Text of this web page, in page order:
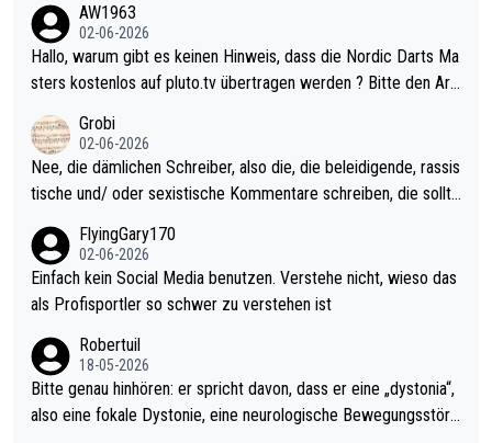
Allerdings ist Mitchell Lawrie als Nummer 1 der Welt eh qualifi
ziert. Somit ändert die automatische Qualifikation des Weltmei
sters erstmal nichts. Ich denke sie wollen damit für nächstes J
ohl wenig WDF Turniere spielen. Dies war bei Archie Self letzt
es Jahr der Fall. Er musste als amtierender Weltmeister durch
den Qualifier und ich glaube kaum, dass Mitchel sich das (in Ve
gas) antun würde, wenn er doch eigentlich die PDC-WM als Zi
el hat.
AW1963
02-06-2026
Hallo, warum gibt es keinen Hinweis, dass die Nordic Darts Ma
sters kostenlos auf pluto.tv übertragen werden ? Bitte den Arti
Grobi
02-06-2026
Nee, die dämlichen Schreiber, also die, die beleidigende, rassis
tische und/ oder sexistische Kommentare schreiben, die sollte
s Leben in den Griff kriegen. Nur eins wundert mich: Luke Little
r war doch neulich erst derjenige, der über Social Media GvV p
rovoziert hat. Und Littlers Mutter schießt öfters mal gegen Ric
FlyingGary170
02-06-2026
Einfach kein Social Media benutzen. Verstehe nicht, wieso das
als Profisportler so schwer zu verstehen ist
Robertuil
18-05-2026
Bitte genau hinhören: er spricht davon, dass er eine „dystonia“,
also eine fokale Dystonie, eine neurologische Bewegungsstöru